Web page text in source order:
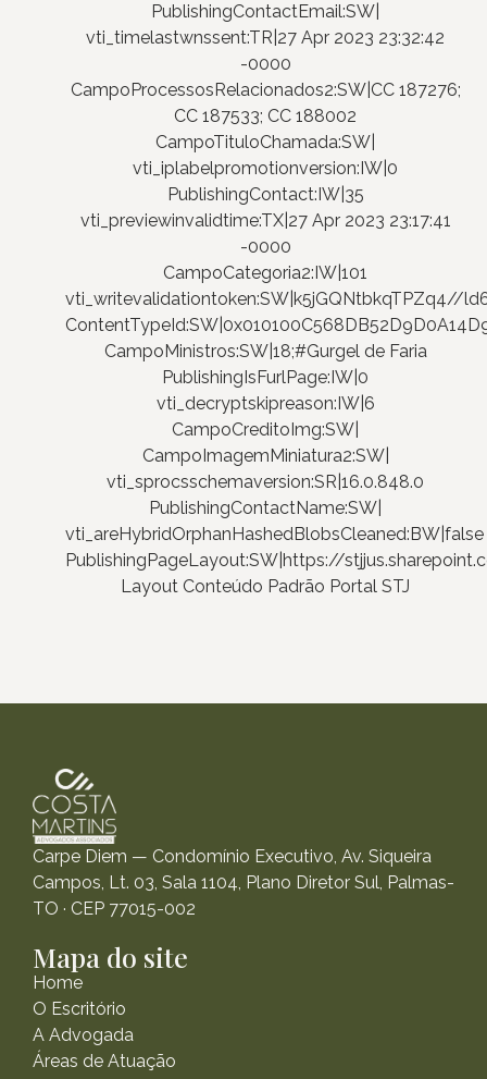
PublishingContactEmail:SW|
vti_timelastwnssent:TR|27 Apr 2023 23:32:42
-0000
CampoProcessosRelacionados2:SW|CC 187276;
CC 187533; CC 188002
CampoTituloChamada:SW|
vti_iplabelpromotionversion:IW|0
PublishingContact:IW|35
vti_previewinvalidtime:TX|27 Apr 2023 23:17:41
-0000
CampoCategoria2:IW|101
vti_writevalidationtoken:SW|k5jGQNtbkqTPZq4//
CampoMinistros:SW|18;#Gurgel de Faria
PublishingIsFurlPage:IW|0
vti_decryptskipreason:IW|6
CampoCreditoImg:SW|
CampoImagemMiniatura2:SW|
vti_sprocsschemaversion:SR|16.0.848.0
PublishingContactName:SW|
vti_areHybridOrphanHashedBlobsCleaned:BW|false
PublishingPageLayout:SW|https://
Layout Conteúdo Padrão Portal STJ
Carpe Diem — Condomínio Executivo, Av. Siqueira
Campos, Lt. 03, Sala 1104, Plano Diretor Sul, Palmas-
TO · CEP 77015-002
Mapa do site
Home
O Escritório
A Advogada
Áreas de Atuação